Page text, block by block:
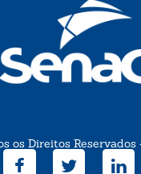
os Direitos Reservados